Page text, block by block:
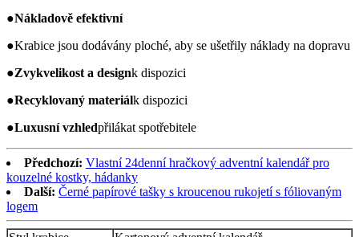
●Nákladově efektivní
●Krabice jsou dodávány ploché, aby se ušetřily náklady na dopravu
●Zvykvelikost a designk dispozici
●Recyklovaný materiálk dispozici
●Luxusní vzhledpřilákat spotřebitele
Předchozí: Vlastní 24denní hračkový adventní kalendář pro
kouzelné kostky, hádanky
Další: Černé papírové tašky s kroucenou rukojetí s fóliovaným
logem